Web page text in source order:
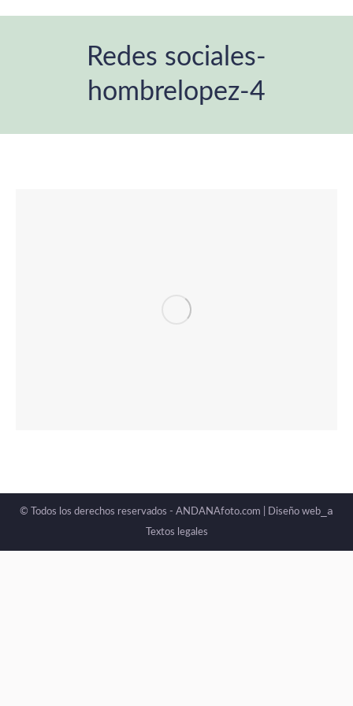
Redes sociales-
hombrelopez-4
© Todos los derechos reservados - ANDANAfoto.com | Diseño web _a
Textos legales